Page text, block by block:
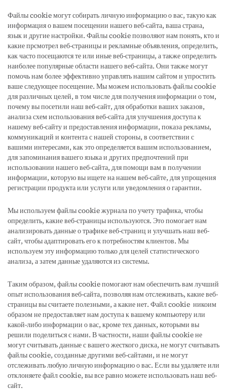
Файлы cookie могут собирать личную информацию о вас, такую как
информация о вашем посещении нашего веб-сайта, ваша страна,
язык и другие настройки. Файлы cookie позволяют нам понять, кто и
какие прсмотрел веб-страницы и рекламные объявления, определить,
как часто посещаются те или иные веб-страницы, а также определить
наиболее популярные области нашего веб-сайта. Они также могут
помочь нам более эффективно управлять нашим сайтом и упростить
ваше следующее посещение. Мы можем использовать файлы cookie
для различных целей, в том числе для получения информации о том,
почему вы посетили наш веб-сайт, для обработки ваших заказов,
анализа схем использования веб-сайта для улучшения доступа к
нашему веб-сайту и предоставления информации, показа рекламы,
коммуникаций и контента с нашей стороны, в соответствии с
вашими интересами, как это определяется вашим использованием,
для запоминания вашего языка и других предпочтений при
использовании нашего веб-сайта, для помощи вам в получении
информации, которую вы ищете на нашем веб-сайте, для упрощения
регистрации продукта или услуги или уведомления о гарантии.
Мы используем файлы cookie журнала по учету трафика, чтобы
определить, какие веб-страницы используются. Это помогает нам
анализировать данные о трафике веб-страниц и улучшать наш веб-
сайт, чтобы адаптировать его к потребностям клиентов. Мы
используем эту информацию только для целей статистического
анализа, а затем данные удаляются из системы.
Таким образом, файлы cookie помогают нам обеспечить вам лучший
опыт использования веб-сайта, позволяя нам отслеживать, какие веб-
страницы вы считаете полезными, а какие нет. Файл cookie никоим
образом не предоставляет нам доступа к вашему компьютеру или
какой-либо информации о вас, кроме тех данных, которыми вы
решили поделиться с нами. В частности, наши файлы cookie не
могут считывать данные с вашего жесткого диска, не могут считывать
файлы cookie, созданные другими веб-сайтами, и не могут
отслеживать любую личную информацию о вас. Если вы удаляете или
отклоняете файл cookie, вы все равно можете использовать наш веб-
сайт.